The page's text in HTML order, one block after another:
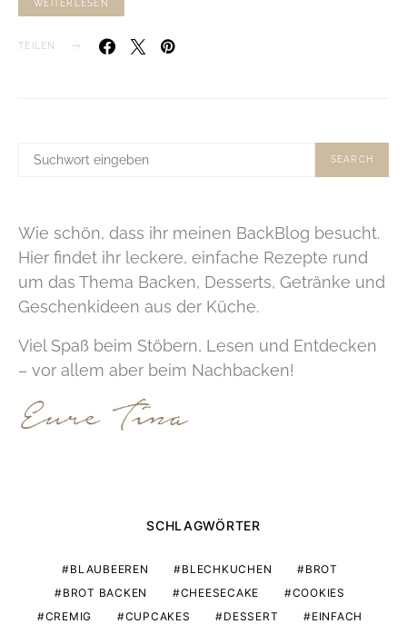
WEITERLESEN
TEILEN
SUCHE
SEARCH
Wie schön, dass ihr meinen BackBlog besucht.
Hier findet ihr leckere, einfache Rezepte rund
um das Thema Backen, Desserts, Getränke und
Geschenkideen aus der Küche.
Viel Spaß beim Stöbern, Lesen und Entdecken
– vor allem aber beim Nachbacken!
SCHLAGWÖRTER
BLAUBEEREN BLECHKUCHEN
BROT
BROT BACKEN
CHEESECAKE
COOKIES
CREMIG
CUPCAKES DESSERT
EINFACH